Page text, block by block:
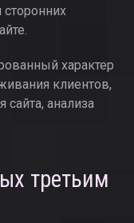
характер
клиентов,
сайта, анализа
третьим